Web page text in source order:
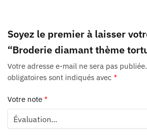
Soyez le premier à laisser
“Broderie diamant thème
Votre adresse e-mail ne sera pas publiée.
obligatoires sont indiqués avec *
Votre note *